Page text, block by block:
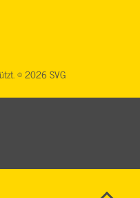
© 2026 SVG